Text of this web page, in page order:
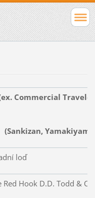
Commercial
loď
Red Hook D.D. Todd &